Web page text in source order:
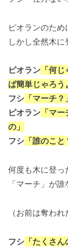
ピオランのため
しかし全然木に
ピオラン 「何
ば簡単じゃろう
フシ 「マーチ？」
ピオラン 「マ
の」
フシ 「誰のこと
何度も木に登っ
「マーチ」が
（お前は奪わ
フシ 「たくさ